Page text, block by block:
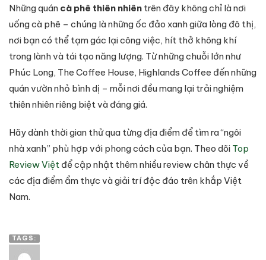
Những quán cà phê thiên nhiên trên đây không chỉ là nơi
uống cà phê – chúng là những ốc đảo xanh giữa lòng đô thị,
nơi bạn có thể tạm gác lại công việc, hít thở không khí
trong lành và tái tạo năng lượng. Từ những chuỗi lớn như
Phúc Long, The Coffee House, Highlands Coffee đến những
quán vườn nhỏ bình dị – mỗi nơi đều mang lại trải nghiệm
thiên nhiên riêng biệt và đáng giá.
Hãy dành thời gian thử qua từng địa điểm để tìm ra “ngôi
nhà xanh” phù hợp với phong cách của bạn. Theo dõi Top
Review Việt để cập nhật thêm nhiều review chân thực về
các địa điểm ẩm thực và giải trí độc đáo trên khắp Việt
Nam.
TAGS: